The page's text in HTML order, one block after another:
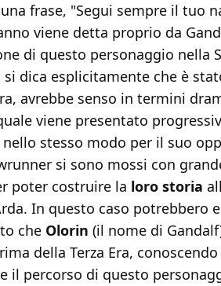
frase, "Segui sempre il tuo
viene detta proprio da
di questo personaggio nella
dica esplicitamente che è
avrebbe senso in termini
viene presentato
stesso modo per il suo
si sono mossi con
poter costruire la loro storia
In questo caso potrebbero
che Olorin (il nome di
della Terza Era,
il percorso di questo